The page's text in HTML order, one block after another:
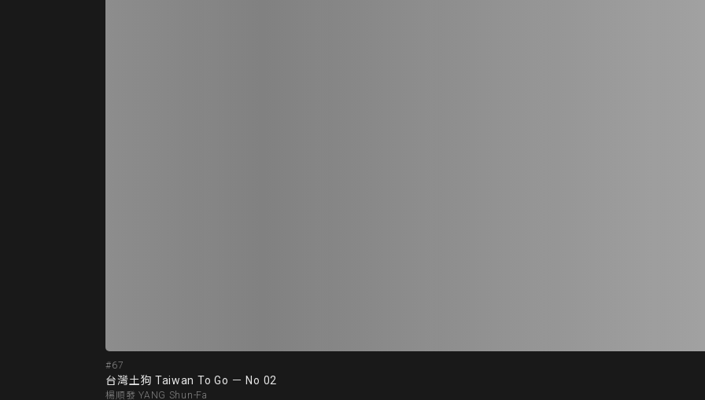
#67
台灣土狗 Taiwan To Go － No 02
楊順發 YANG Shun-Fa